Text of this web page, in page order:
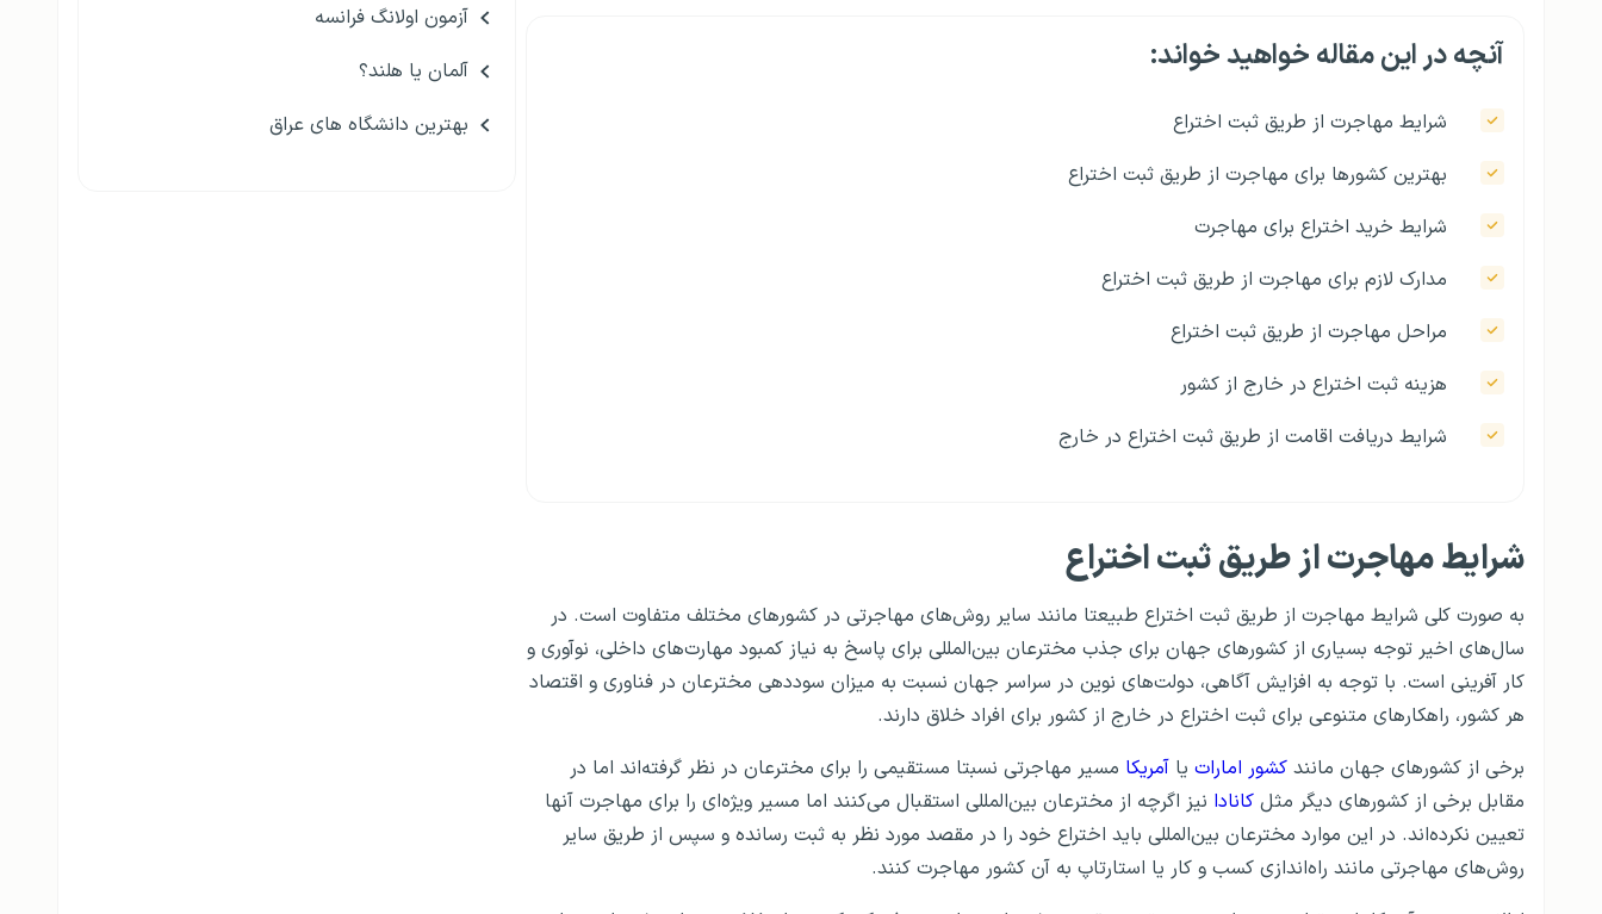
آنچه در این مقاله خواهید خواند:
شرایط مهاجرت از طریق ثبت اختراع
بهترین کشورها برای مهاجرت از طریق ثبت اختراع
شرایط خرید اختراع برای مهاجرت
مدارک لازم برای مهاجرت از طریق ثبت اختراع
مراحل مهاجرت از طریق ثبت اختراع
هزینه ثبت اختراع در خارج از کشور
شرایط دریافت اقامت از طریق ثبت اختراع در خارج
شرایط مهاجرت از طریق ثبت اختراع
به صورت کلی شرایط مهاجرت از طریق ثبت اختراع طبیعتا مانند سایر روش‌های مهاجرتی در کشورهای مختلف متفاوت است. در
سال‌های اخیر توجه بسیاری از کشورهای جهان برای جذب مخترعان بین‌المللی برای پاسخ به نیاز کمبود مهارت‌های داخلی، نوآوری و
کار آفرینی است. با توجه به افزایش آگاهی، دولت‌های نوین در سراسر جهان نسبت به میزان سوددهی مخترعان در فناوری و اقتصاد
هر کشور، راهکارهای متنوعی برای ثبت اختراع در خارج از کشور برای افراد خلاق دارند.
برخی از کشورهای جهان مانند کشور امارات یا آمریکا مسیر مهاجرتی نسبتا مستقیمی را برای مخترعان در نظر گرفته‌اند اما در
مقابل برخی از کشورهای دیگر مثل کانادا نیز اگرچه از مخترعان بین‌المللی استقبال می‌کنند اما مسیر ویژه‌‌ای را برای مهاجرت آنها
تعیین نکرده‌اند. در این موارد مخترعان بین‌المللی باید اختراع خود را در مقصد مورد نظر به ثبت رسانده و سپس از طریق سایر
روش‌های مهاجرتی مانند راه‌اندازی کسب و کار یا استارتاپ به آن کشور مهاجرت کنند.
آزمون اولانگ فرانسه
آلمان یا هلند؟
بهترین دانشگاه های عراق